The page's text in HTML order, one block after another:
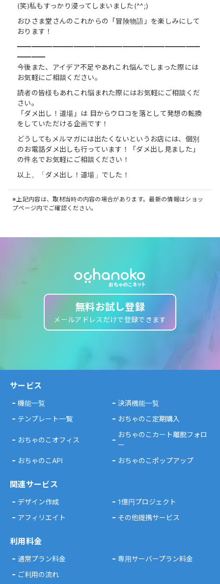
(笑)私もすっかり浸ってしまいました(^^;)
おひさま堂さんのこれからの「冒険物語」を楽しみにして
おります！
━━━━━━━━━━━━━━━━━━━━━━━━━━
━━━━
今後また、アイデア不足やあれこれ悩んでしまった際には
お気軽にご相談ください。
読者の皆様もあれこれ悩まれた際にはお気軽にご相談くだ
さい。
「ダメ出し！道場」は 目からウロコを落として発想の転換
をしていただける企画です！
どうしてもメルマガには出たくないというお店には、個別
のお電話ダメ出しも行っています！「ダメ出し見ました」
の件名でお気軽にご相談ください！
以上。「ダメ出し！道場」でした！
※上記内容は、取材当時の内容の場合があります。最新の情報はショッ
プページ内でご確認ください。
無料お試し登録
メールアドレスだけで登録できます
サービス
機能一覧
決済機能一覧
テンプレート一覧
おちゃのこ定期購入
おちゃのこオフィス
おちゃのこカート離脱フォロ
ー
おちゃのこAPI
おちゃのこポップアップ
関連サービス
デザイン作成
1億円プロジェクト
アフィリエイト
その他提携サービス
利用料金
通常プラン料金
専用サーバープラン料金
ご利用の流れ